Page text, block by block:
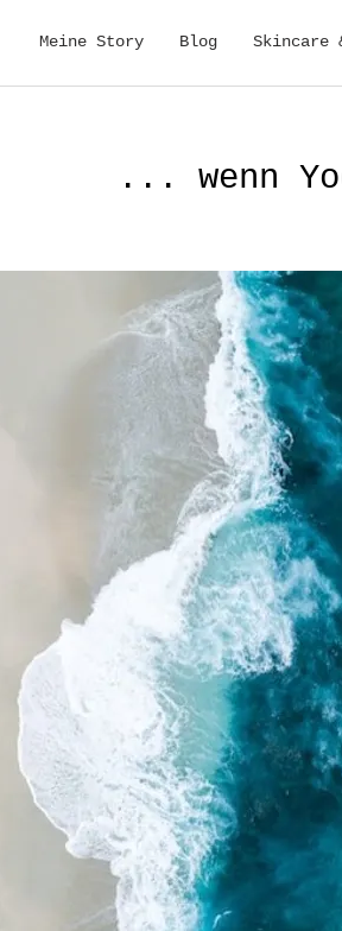
Meine Story Blog Skincare
... wenn